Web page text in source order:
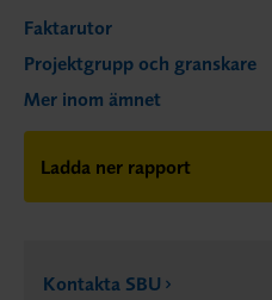
Faktarutor
Projektgrupp och granskare
Mer inom ämnet
Ladda ner rapport
Kontakta SBU